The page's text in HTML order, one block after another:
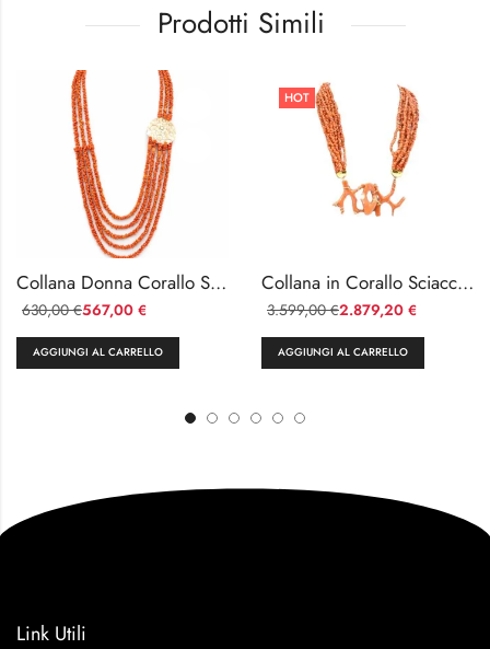
Prodotti Simili
Collana Donna Corallo Sciacca 5 Fili con Cammeo Floreale
567,00 €
630,00€
AGGIUNGI AL CARRELLO
HOT
Collana in Corallo Sciacca 8 Fili con Ramo Centrale Oro 750
2.879,20 €
3.599,00€
AGGIUNGI AL CARRELLO
Link Utili